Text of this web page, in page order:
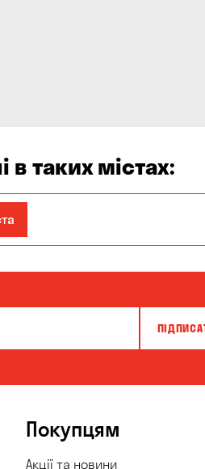
в таких містах:
Покупцям
Акції та новини